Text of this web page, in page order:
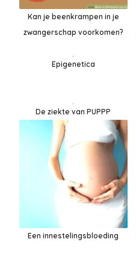
Kan je beenkrampen in je
zwangerschap voorkomen?
Epigenetica
De ziekte van PUPPP
Een innestelingsbloeding